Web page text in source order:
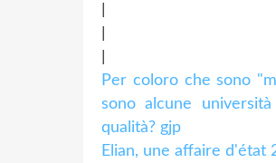
Per coloro che sono
sono alcune
qualità? gjp
Elian, une affaire d'état